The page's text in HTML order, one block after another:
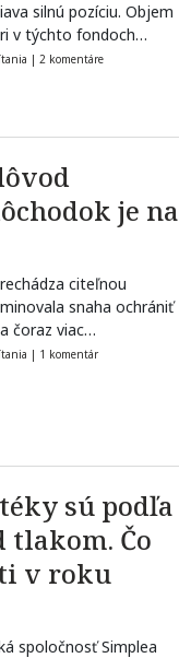
silnú pozíciu. Objem
v týchto fondoch
| 2 komentáre
je na
citeľnou
snaha ochrániť
čoraz viac
| 1 komentár
sú podľa
Čo
v roku
spoločnosť Simplea